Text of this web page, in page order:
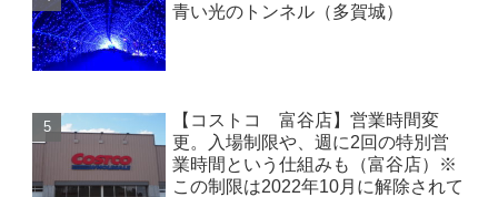
青い光のトンネル（多賀城）
【コストコ 富谷店】営業時間変
更。入場制限や、週に2回の特別営
業時間という仕組みも（富谷店）※
この制限は2022年10月に解除されて